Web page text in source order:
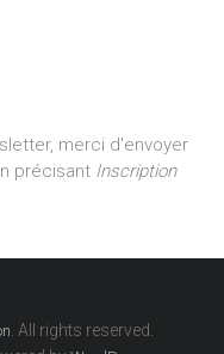
merci d'envoyer
précisant Inscription
. All rights reserved.